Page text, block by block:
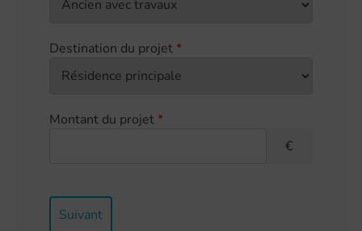
Destination du projet*
Montant du projet*
€
Suivant